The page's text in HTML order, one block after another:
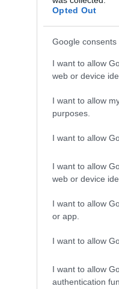
Opted Out
Google consents
I want to allow
web or device
I want to allow
purposes.
I want to allow
I want to allow
web or device
I want to allow
or app.
I want to allow
I want to allow
authentication